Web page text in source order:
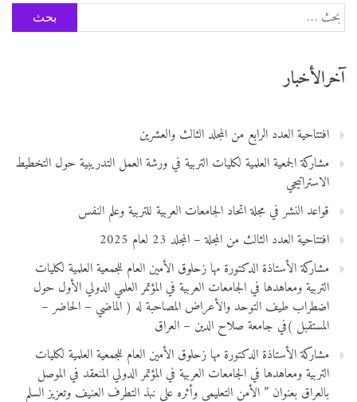
البحث
عن:
آخرالأخبار
افتتاحية العدد الرابع من المجلد الثالث والعشرين
مشاركة الجمعية العلمية لكليات التربية في ورشة العمل التدريبية حول التخطيط
الاستراتيجي
قواعد النشر في مجلة اتحاد الجامعات العربية للتربية وعلم النفس
افتتاحية العدد الثالث من المجلة – المجلد 23 لعام 2025
مشاركة الأستاذة الدكتورة مها زحلوق الأمين العام للجمعية العلمية لكليات
التربية ومعاهدها في الجامعات العربية في المؤتمر العلمي الدولي الأول حول
اضطراب طيف التوحد والأعراض المصاحبة له ( الماضي – الحاضر –
المستقبل )في جامعة صلاح الدين – العراق
مشاركة الأستاذة الدكتورة مها زحلوق الأمين العام للجمعية العلمية لكليات
التربية ومعاهدها في الجامعات العربية في المؤتمر الدولي المنعقد في الموصل
بالعراق بعنوان ” الأمن التعليمي وأثره على نبذ التطرف العنيف وتعزيز السلم